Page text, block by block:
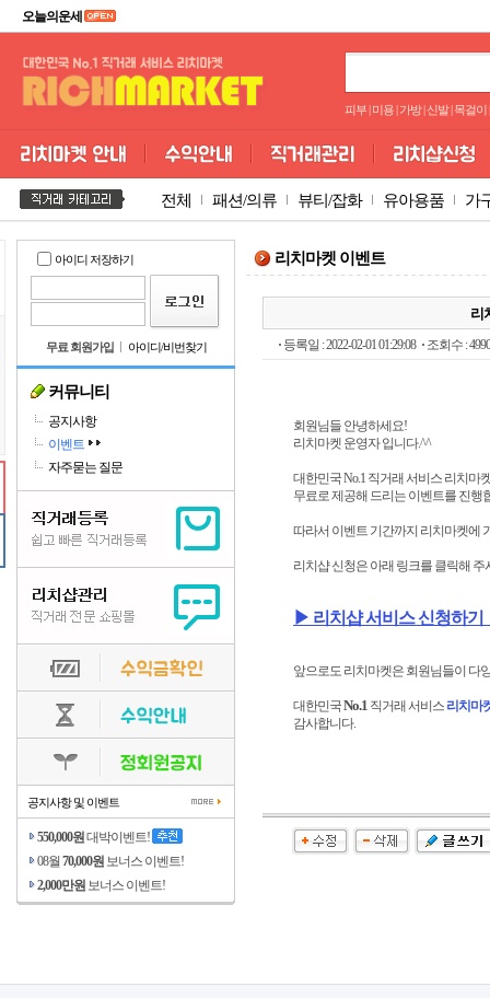
오늘의운세
피부 미용 가방 신발 목걸이
전체 패션/의류 뷰티/잡화 유아용품 가
아이디 저장하기
무료 회원가입 아이디/비번찾기
커뮤니티
공지사항
이벤트
자주묻는 질문
공지사항 및 이벤트
550,000원대박이벤트!
08월 70,000원 보너스 이벤트!
2,000만원 보너스 이벤트!
리치마켓 이벤트
리
등록일 : 2022-02-01 01:29:08 조회수 : 4990
회원님들 안녕하세요!
리치마켓 운영자 입니다.^^
대한민국 No.1 직거래 서비스 리치마
무료로 제공해 드리는 이벤트를 진행
따라서 이벤트 기간까지 리치마켓에
리치샵 신청은 아래 링크를 클릭해 주
▶ 리치샵 서비스 신청하
앞으로도 리치마켓은 회원님들이 다
대한민국No.1 직거래 서비스 리치마
감사합니다.